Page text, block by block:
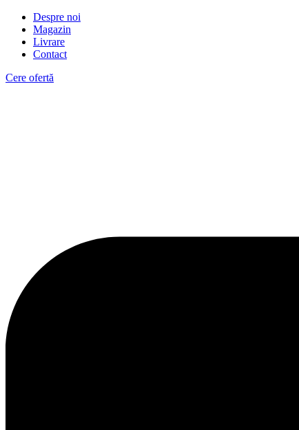
Despre noi
Magazin
Livrare
Contact
Cere ofertă